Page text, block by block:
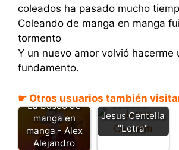
coleados ha pasado mucho
Coleando de manga en manga
tormento
Y un nuevo amor volvió hacerme
fundamento.
☛ Otros usuarios también
La busco de
manga en
manga - Alex
Alejandro
coleador -
Jesus Centella
"Letra"